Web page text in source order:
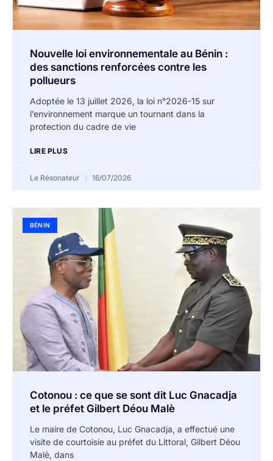
Nouvelle loi environnementale au Bénin :
des sanctions renforcées contre les
pollueurs
Adoptée le 13 juillet 2026, la loi n°2026-15 sur
l’environnement marque un tournant dans la
protection du cadre de vie
LIRE PLUS
Le Résonateur 16/07/2026
BÉNIN
Cotonou : ce que se sont dit Luc Gnacadja
et le préfet Gilbert Déou Malè
Le maire de Cotonou, Luc Gnacadja, a effectué une
visite de courtoisie au préfet du Littoral, Gilbert Déou
Malè, dans